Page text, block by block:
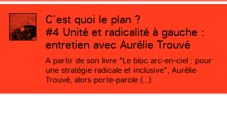
C’est quoi le plan ?
#4 Unité et radicalité à gauche :
entretien avec Aurélie Trouvé
A partir de son livre "Le bloc arc-en-ciel : pour
une stratégie radicale et inclusive", Aurélie
Trouvé, alors porte-parole (…)